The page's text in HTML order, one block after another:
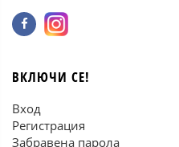
ВКЛЮЧИ СЕ!
Вход
Регистрация
Забравена парола